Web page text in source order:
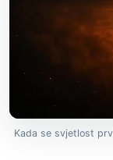
Kada se svjetlost